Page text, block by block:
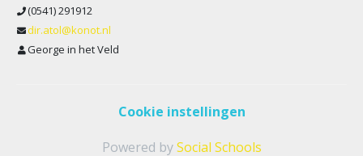
(0541) 291912
dir.atol@konot.nl
George in het Veld
Cookie instellingen
Powered bySocial Schools